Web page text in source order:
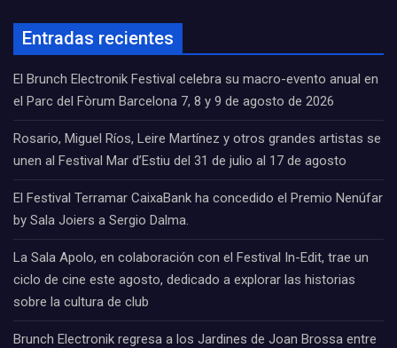
Entradas recientes
El Brunch Electronik Festival celebra su macro-evento anual en
el Parc del Fòrum Barcelona 7, 8 y 9 de agosto de 2026
Rosario, Miguel Ríos, Leire Martínez y otros grandes artistas se
unen al Festival Mar d’Estiu del 31 de julio al 17 de agosto
El Festival Terramar CaixaBank ha concedido el Premio Nenúfar
by Sala Joiers a Sergio Dalma.
La Sala Apolo, en colaboración con el Festival In-Edit, trae un
ciclo de cine este agosto, dedicado a explorar las historias
sobre la cultura de club
Brunch Electronik regresa a los Jardines de Joan Brossa entre